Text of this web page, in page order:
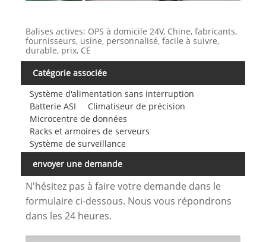
Balises actives: OPS à domicile 24V, Chine, fabricants,
fournisseurs, usine, personnalisé, facile à suivre,
durable, prix, CE
Catégorie associée
Système d'alimentation sans interruption
Batterie ASI
Climatiseur de précision
Microcentre de données
Racks et armoires de serveurs
Système de surveillance
envoyer une demande
N'hésitez pas à faire votre demande dans le
formulaire ci-dessous. Nous vous répondrons
dans les 24 heures.